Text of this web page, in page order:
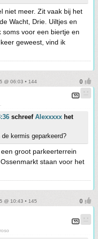
niet meer. Zit vaak bij het
Wacht, Drie. Uiltjes en
voor een biertje en
geweest, vind ik
@ 06:03 • 144
schreef Alexxxxx het
kermis geparkeerd?
groot parkeerterrein
staan voor het
@ 10:43 • 145